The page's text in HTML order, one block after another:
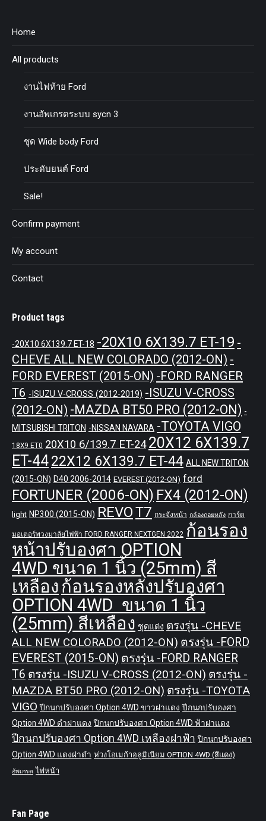
Home
All products
งานไฟท้าย Ford
งานอัพเกรดระบบ sycn 3
ชุด Wide body Ford
ประดับยนต์ Ford
Sale!
Confirm payment
My account
Contact
Product tags
-20X10 6X139.7 ET-18 -20X10 6X139.7 ET-19 -
CHEVE ALL NEW COLORADO (2012-ON) -
FORD EVEREST (2015-ON) -FORD RANGER
T6 -ISUZU V-CROSS (2012-2019) -ISUZU V-CROSS
(2012-ON) -MAZDA BT50 PRO (2012-ON) -
MITSUBISHI TRITON -NISSAN NAVARA -TOYOTA VIGO
18X9 ET0 20X10 6/139.7 ET-24 20X12 6X139.7
ET-4422X12 6X139.7 ET-44 ALL NEW TRITON
(2015-ON) D40 2006-2014 EVEREST (2012-ON) ford
FORTUNER (2006-ON) FX4 (2012-ON)
light NP300 (2015-ON) REVOT7 กระจังหน้า กล้องถอยหลัง การ์ด
มอเตอร์พวงมาลัยไฟฟ้า FORD RANGER NEXTGEN 2022 ก้อนรอง
หน้าปรับองศา OPTION
4WD ขนาด 1 นิ้ว (25mm) สี
เหลือง ก้อนรองหลังปรับองศา
OPTION 4WD ขนาด 1 นิ้ว
(25mm) สีเหลือง ชุดแต่ง ตรงรุ่น -CHEVE
ALL NEW COLORADO (2012-ON) ตรงรุ่น -FORD
EVEREST (2015-ON) ตรงรุ่น -FORD RANGER
T6 ตรงรุ่น -ISUZU V-CROSS (2012-ON) ตรงรุ่น -
MAZDA BT50 PRO (2012-ON) ตรงรุ่น -TOYOTA
VIGO ปีกนกปรับองศา Option 4WD ขาวฝาแดง ปีกนกปรับองศา
Option 4WD ดำฝาแดง ปีกนกปรับองศา Option 4WD ฟ้าฝาแดง
ปีกนกปรับองศา Option 4WD เหลืองฝาฟ้า ปีกนกปรับองศา
Option 4WD แดงฝาดำ ห่วงโอเมก้าอลูมิเนียม OPTION 4WD (สีแดง)
อัพเกรด ไฟหน้า
Fan Page